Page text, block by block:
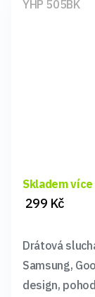
YHP 505BK
Skladem
299 Kč
Drátová
Samsung,
design,